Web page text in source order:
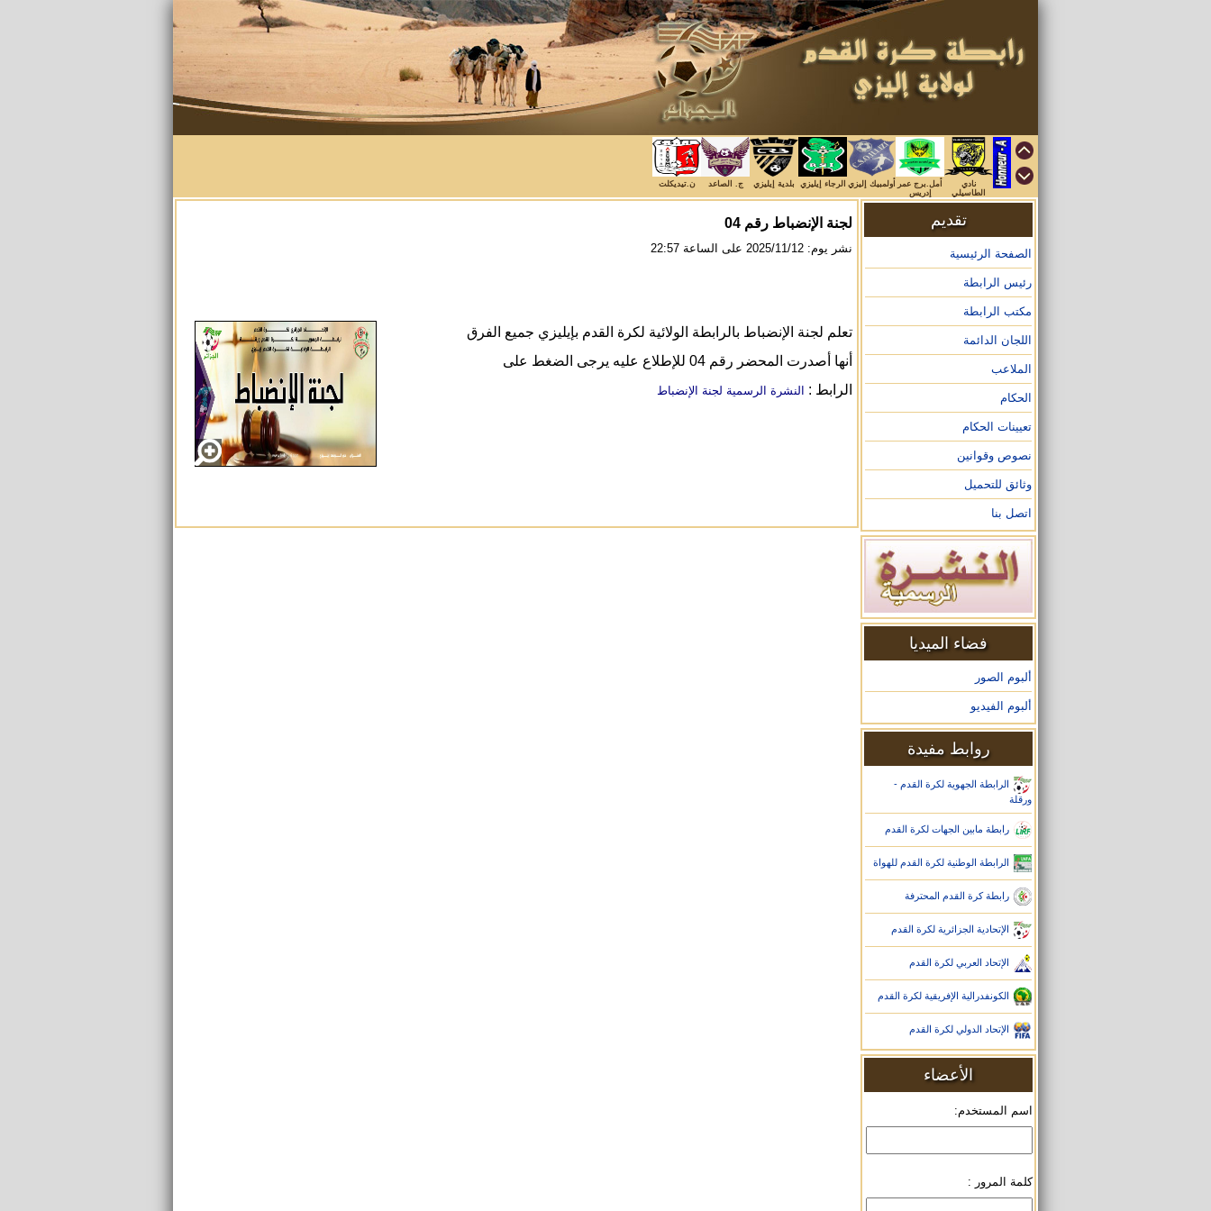
نادي
الطاسيلي
أمل.برج عمر
إدريس
أولمبيك إليزي الرجاء إيليزي بلدية إيليزي ج. الصاعد ن.تيديكلت
تقديم
الصفحة الرئيسية
رئيس الرابطة
مكتب الرابطة
اللجان الدائمة
الملاعب
الحكام
تعيينات الحكام
نصوص وقوانين
وثائق للتحميل
اتصل بنا
فضاء الميديا
ألبوم الصور
ألبوم الفيديو
روابط مفيدة
الرابطة الجهوية لكرة القدم -
ورقلة
رابطة مابين الجهات لكرة القدم
الرابطة الوطنية لكرة القدم للهواة
رابطة كرة القدم المحترفة
الإتحادية الجزائرية لكرة القدم
الإتحاد العربي لكرة القدم
الكونفدرالية الإفريقية لكرة القدم
الإتحاد الدولي لكرة القدم
الأعضاء
اسم المستخدم:
كلمة المرور :
لجنة الإنضباط رقم 04
نشر يوم: 2025/11/12 على الساعة 22:57
تعلم لجنة الإنضباط بالرابطة الولائية لكرة القدم بإيليزي جميع الفرق
أنها أصدرت المحضر رقم
الرابط : النشرة الرسمية لجنة الإنضباط